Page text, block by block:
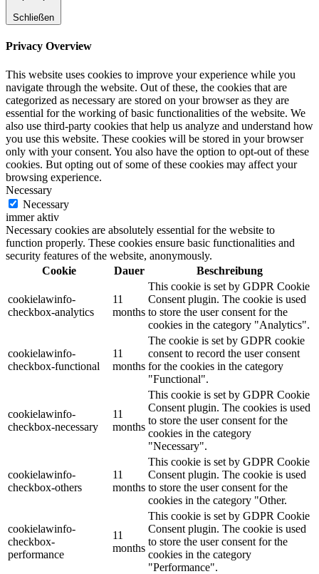
Schließen
Privacy Overview
This website uses cookies to improve your experience while you
navigate through the website. Out of these, the cookies that are
categorized as necessary are stored on your browser as they are
essential for the working of basic functionalities of the website. We
also use third-party cookies that help us analyze and understand how
you use this website. These cookies will be stored in your browser
only with your consent. You also have the option to opt-out of these
cookies. But opting out of some of these cookies may affect your
browsing experience.
Necessary
Necessary
immer aktiv
Necessary cookies are absolutely essential for the website to
function properly. These cookies ensure basic functionalities and
security features of the website, anonymously.
Cookie
Dauer Beschreibung
cookielawinfo-
checkbox-analytics
11
months
This cookie is set by GDPR Cookie
Consent plugin. The cookie is used
to store the user consent for the
cookies in the category "Analytics".
cookielawinfo-
checkbox-functional
11
months
The cookie is set by GDPR cookie
consent to record the user consent
for the cookies in the category
"Functional".
cookielawinfo-
checkbox-necessary
11
months
This cookie is set by GDPR Cookie
Consent plugin. The cookies is used
to store the user consent for the
cookies in the category
"Necessary".
cookielawinfo-
checkbox-others
11
months
This cookie is set by GDPR Cookie
Consent plugin. The cookie is used
to store the user consent for the
cookies in the category "Other.
cookielawinfo-
checkbox-
performance
11
months
This cookie is set by GDPR Cookie
Consent plugin. The cookie is used
to store the user consent for the
cookies in the category
"Performance".